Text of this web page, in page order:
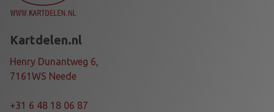
E
2
1
9
a
Kartdelen.nl
Henry Dunantweg 6,
7161WS Neede
+31 6 48 18 06 87